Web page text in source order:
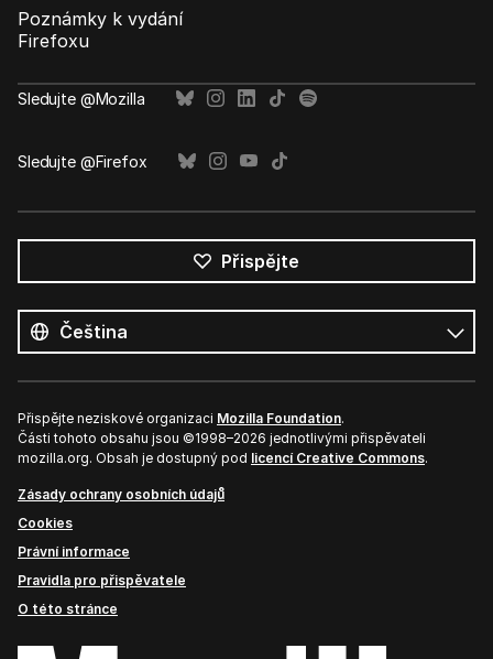
Poznámky k vydání
Firefoxu
Sledujte @Mozilla
Sledujte @Firefox
Přispějte
jazyky
Jazyk
Přispějte neziskové organizaci Mozilla Foundation.
Části tohoto obsahu jsou ©1998–2026 jednotlivými přispěvateli
mozilla.org. Obsah je dostupný pod licencí Creative Commons.
Zásady ochrany osobních údajů
Cookies
Právní informace
Pravidla pro přispěvatele
O této stránce